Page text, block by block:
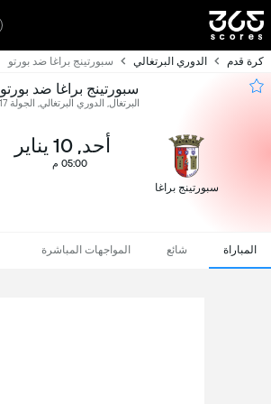
كرة قدم الدوري البرتغالي سبورتينج براغا ضد بورتو
سبورتينج براغا ضد بورتو
البرتغال, الدوري البرتغالي, الجولة 17
سبورتينج براغا
أحد, 10 يناير
05:00 م
المباراة شائع المواجهات المباشرة